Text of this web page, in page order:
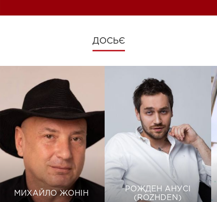
ДОСЬЄ
МИХАЙЛО ЖОНІН
РОЖДЕН АНУСІ
(ROZHDEN)